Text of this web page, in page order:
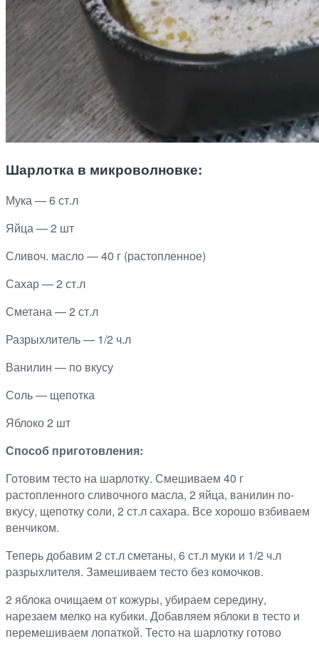
Шарлотка в микроволновке:
Мука — 6 ст.л
Яйца — 2 шт
Сливоч. масло — 40 г (растопленное)
Сахар — 2 ст.л
Сметана — 2 ст.л
Разрыхлитель — 1/2 ч.л
Ванилин — по вкусу
Соль — щепотка
Яблоко 2 шт
Способ приготовления:
Готовим тесто на шарлотку. Смешиваем 40 г
растопленного сливочного масла, 2 яйца, ванилин по-
вкусу, щепотку соли, 2 ст.л сахара. Все хорошо взбиваем
венчиком.
Теперь добавим 2 ст.л сметаны, 6 ст.л муки и 1/2 ч.л
разрыхлителя. Замешиваем тесто без комочков.
2 яблока очищаем от кожуры, убираем середину,
нарезаем мелко на кубики. Добавляем яблоки в тесто и
перемешиваем лопаткой. Тесто на шарлотку готово